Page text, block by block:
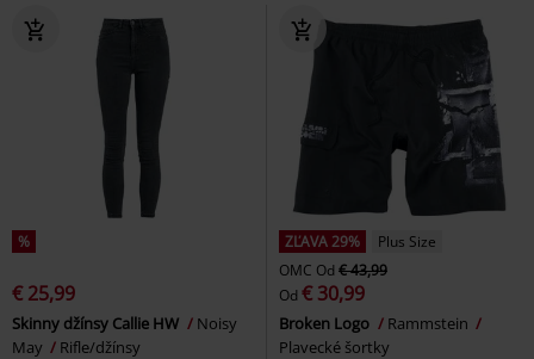
%
€ 25,99
Skinny džínsy Callie HW
Noisy
May
Rifle/džínsy
ZĽAVA 29%
Plus Size
OMC Od € 43,99
Od € 30,99
Broken Logo
Rammstein
Plavecké šortky